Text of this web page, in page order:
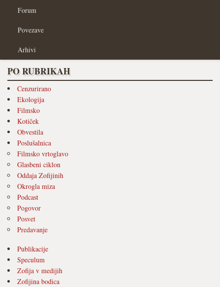
Forum
Povezave
Arhivi
PO RUBRIKAH
Cenzurirano
Ekologija
Filmsko
Kotiček
Obvestila
Poslušalnica
Filmsko vrtoglavo
Glasbeni ciklon
Oddaja Zofijinih
Okrogla miza
Podcast
Pogovor
Posvet
Predavanje
Publikacije
Speculum
Zofija v medijih
Zofijina bodica